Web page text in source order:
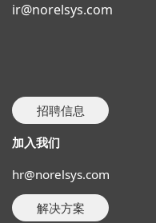
ir@norelsys.com
招聘信息
加入我们
hr@norelsys.com
解决方案